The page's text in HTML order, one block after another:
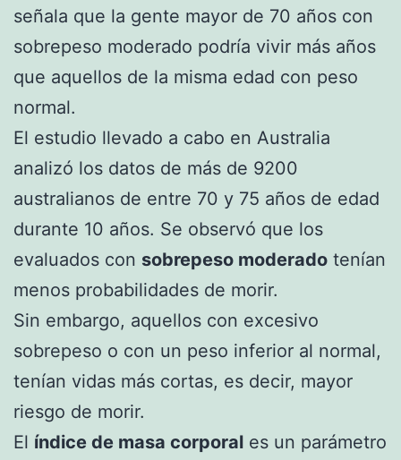
señala que la gente mayor de 70 años con
sobrepeso moderado podría vivir más años
que aquellos de la misma edad con peso
normal.
El estudio llevado a cabo en Australia
analizó los datos de más de 9200
australianos de entre 70 y 75 años de edad
durante 10 años. Se observó que los
evaluados con sobrepeso moderado tenían
menos probabilidades de morir.
Sin embargo, aquellos con excesivo
sobrepeso o con un peso inferior al normal,
tenían vidas más cortas, es decir, mayor
riesgo de morir.
El índice de masa corporal es un parámetro